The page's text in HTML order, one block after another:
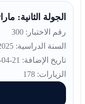
الجولة الثانية:
رقم الاختبار: 300
السنة الدراسية: 2026/2025
تاريخ الإضافة: 21-04-2026
الزيارات: 178